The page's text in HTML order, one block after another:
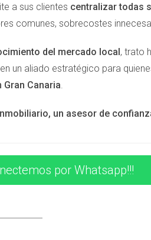
hacia tus clientes potenciales,
servicios mencionados, no
a sus clientes centralizar todas
comunes, sobrecostes
del mercado local, trato
un aliado estratégico para
Canaria.
un asesor de
por Whatsapp!!!